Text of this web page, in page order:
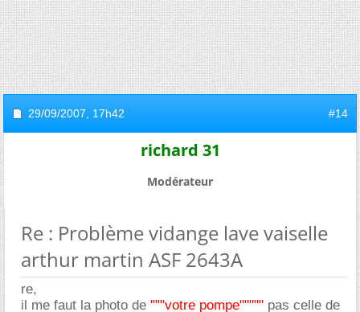
29/09/2007, 17h42 #14
richard 31
Modérateur
Re : Problème vidange lave vaiselle
arthur martin ASF 2643A
re,
il me faut la photo de """votre pompe""""" pas celle de